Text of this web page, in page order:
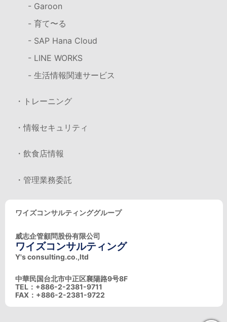
- Garoon
- 育て〜る
- SAP Hana Cloud
- LINE WORKS
- 生活情報関連サービス
・トレーニング
・情報セキュリティ
・飲食店情報
・管理業務委託
ワイズコンサルティンググループ
威志企管顧問股份有限公司
ワイズコンサルティング
Y's consulting.co.,ltd
中華民国台北市中正区襄陽路9号8F
TEL：+886-2-2381-9711
FAX：+886-2-2381-9722